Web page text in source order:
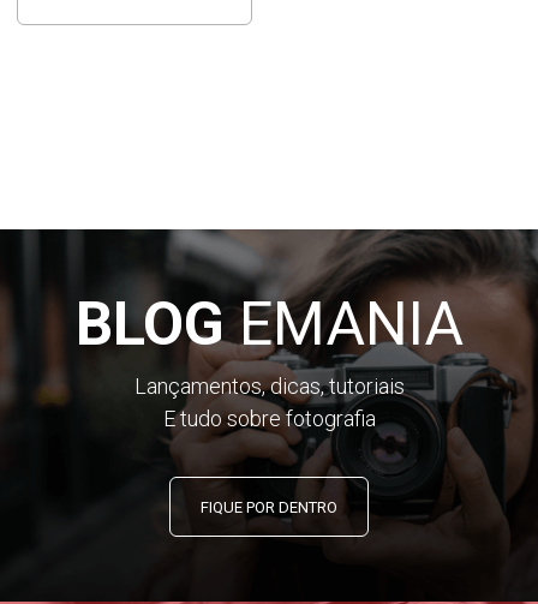
BLOGEMANIA
Lançamentos, dicas, tutoriais
E tudo sobre fotografia
FIQUE POR DENTRO